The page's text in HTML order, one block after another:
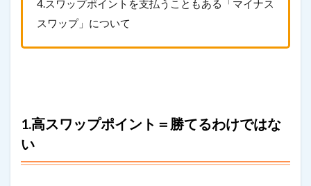
4.スワップポイントを支払うこともある「マイナス
スワップ」について
1.高スワップポイント＝勝てるわけではな
い